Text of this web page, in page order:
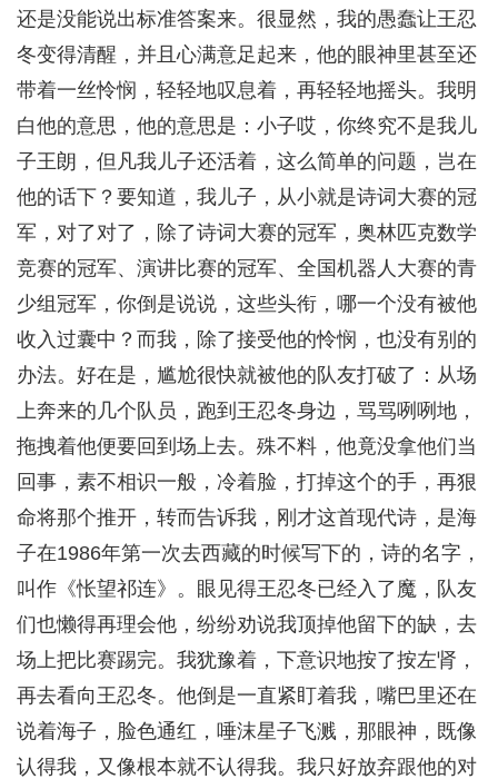
还是没能说出标准答案来。很显然，我的愚蠢让王忍
冬变得清醒，并且心满意足起来，他的眼神里甚至还
带着一丝怜悯，轻轻地叹息着，再轻轻地摇头。我明
白他的意思，他的意思是：小子哎，你终究不是我儿
子王朗，但凡我儿子还活着，这么简单的问题，岂在
他的话下？要知道，我儿子，从小就是诗词大赛的冠
军，对了对了，除了诗词大赛的冠军，奥林匹克数学
竞赛的冠军、演讲比赛的冠军、全国机器人大赛的青
少组冠军，你倒是说说，这些头衔，哪一个没有被他
收入过囊中？而我，除了接受他的怜悯，也没有别的
办法。好在是，尴尬很快就被他的队友打破了：从场
上奔来的几个队员，跑到王忍冬身边，骂骂咧咧地，
拖拽着他便要回到场上去。殊不料，他竟没拿他们当
回事，素不相识一般，冷着脸，打掉这个的手，再狠
命将那个推开，转而告诉我，刚才这首现代诗，是海
子在1986年第一次去西藏的时候写下的，诗的名字，
叫作《怅望祁连》。眼见得王忍冬已经入了魔，队友
们也懒得再理会他，纷纷劝说我顶掉他留下的缺，去
场上把比赛踢完。我犹豫着，下意识地按了按左肾，
再去看向王忍冬。他倒是一直紧盯着我，嘴巴里还在
说着海子，脸色通红，唾沫星子飞溅，那眼神，既像
认得我，又像根本就不认得我。我只好放弃跟他的对